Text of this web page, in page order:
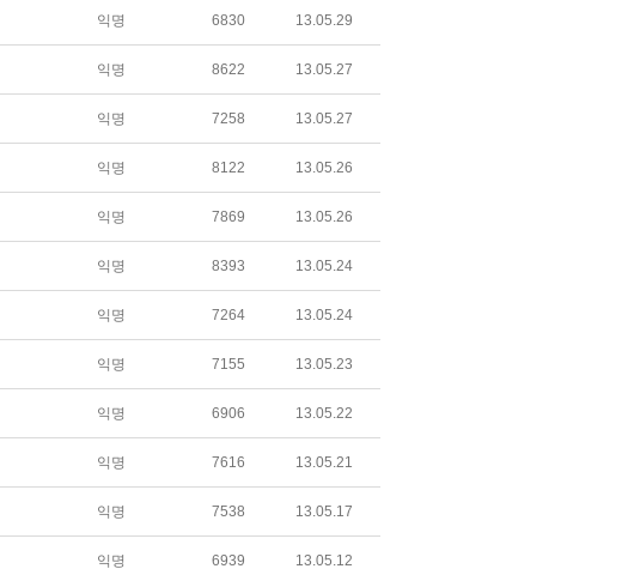
익명 6830 13.05.29
익명 8622 13.05.27
익명 7258 13.05.27
익명 8122 13.05.26
익명 7869 13.05.26
익명 8393 13.05.24
익명 7264 13.05.24
익명 7155 13.05.23
익명 6906 13.05.22
익명 7616 13.05.21
익명 7538 13.05.17
익명 6939 13.05.12